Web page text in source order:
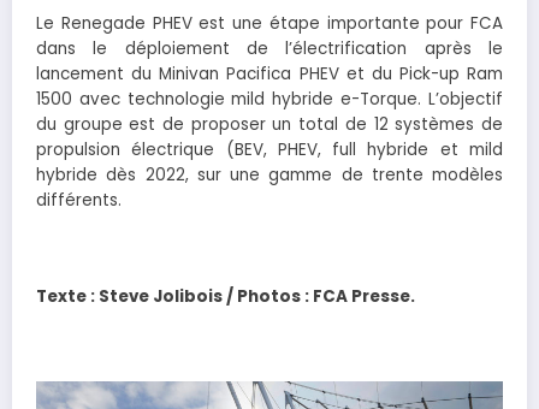
Le Renegade PHEV est une étape importante pour FCA
dans le déploiement de l’électrification après le
lancement du Minivan Pacifica PHEV et du Pick-up Ram
1500 avec technologie mild hybride e-Torque. L’objectif
du groupe est de proposer un total de 12 systèmes de
propulsion électrique (BEV, PHEV, full hybride et mild
hybride dès 2022, sur une gamme de trente modèles
différents.
Texte : Steve Jolibois / Photos : FCA Presse.